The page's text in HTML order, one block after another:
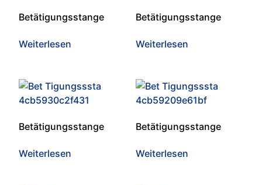
Betätigungsstange
Weiterlesen
Betätigungsstange
Weiterlesen
Betätigungsstange
Weiterlesen
Betätigungsstange
Weiterlesen